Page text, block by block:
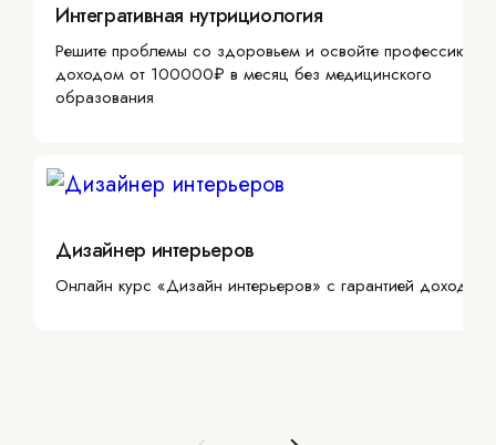
Интегративная нутрициология
Решите проблемы со здоровьем и освойте профессию с
доходом от 100000₽ в месяц без медицинского
образования
Дизайнер интерьеров
Онлайн курс «Дизайн интерьеров» с гарантией дохода